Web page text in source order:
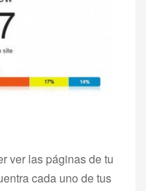
ver las páginas de tu
cada uno de tus